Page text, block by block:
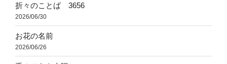
折々のことば 3656
2026/06/30
お花の名前
2026/06/26